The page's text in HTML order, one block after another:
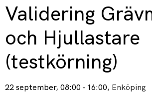
Validering
och Hjullastare
(testkörning)
22 september, 08:00 - 16:00, Enköping